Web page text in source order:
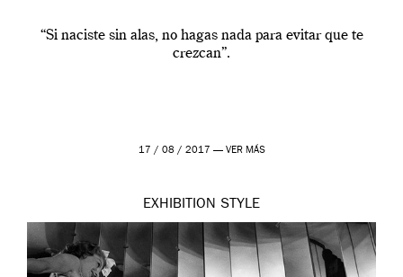
“Si naciste sin alas, no hagas nada para evitar que te
crezcan”.
17 / 08 / 2017 — VER MÁS
EXHIBITION STYLE